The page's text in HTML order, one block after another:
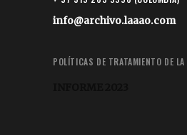
info@archivo.laaao.com
POLÍTICAS DE TRATAMIENTO DE